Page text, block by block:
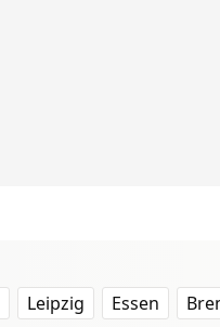
Leipzig Essen